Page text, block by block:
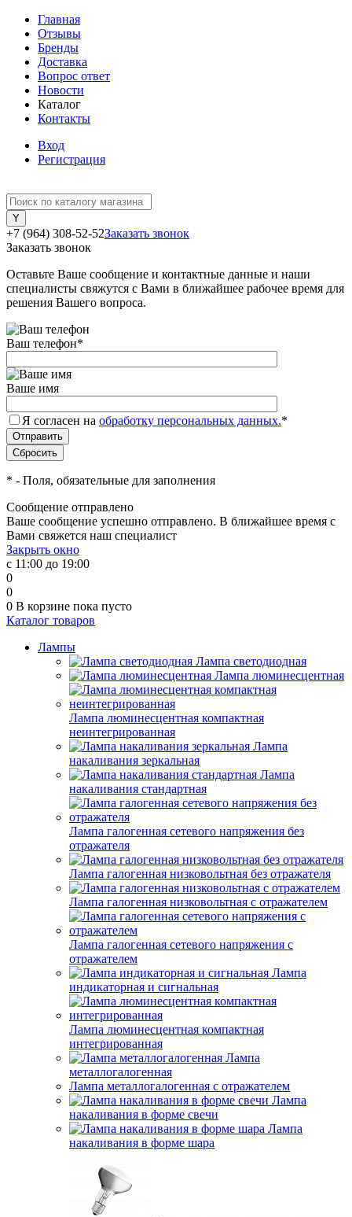
Главная
Отзывы
Бренды
Доставка
Вопрос ответ
Новости
Каталог
Контакты
Вход
Регистрация
+7 (964) 308-52-52Заказать звонок
Заказать звонок
Оставьте Ваше сообщение и контактные данные и наши
специалисты свяжутся с Вами в ближайшее рабочее время для
решения Вашего вопроса.
Ваш телефон*
Ваше имя
Я согласен на обработку персональных данных.*
* - Поля, обязательные для заполнения
Сообщение отправлено
Ваше сообщение успешно отправлено. В ближайшее время с
Вами свяжется наш специалист
Закрыть окно
с 11:00 до 19:00
0
0
0 В корзине пока пусто
Каталог товаров
Лампы
Лампа светодиодная
Лампа люминесцентная
Лампа люминесцентная компактная
неинтегрированная
Лампа
накаливания зеркальная
Лампа
накаливания стандартная
Лампа галогенная сетевого напряжения без
отражателя
Лампа галогенная низковольтная без отражателя
Лампа галогенная низковольтная с отражателем
Лампа галогенная сетевого напряжения с
отражателем
Лампа
индикаторная и сигнальная
Лампа люминесцентная компактная
интегрированная
Лампа
металлогалогенная
Лампа металлогалогенная с отражателем
Лампа
накаливания в форме свечи
Лампа
накаливания в форме шара